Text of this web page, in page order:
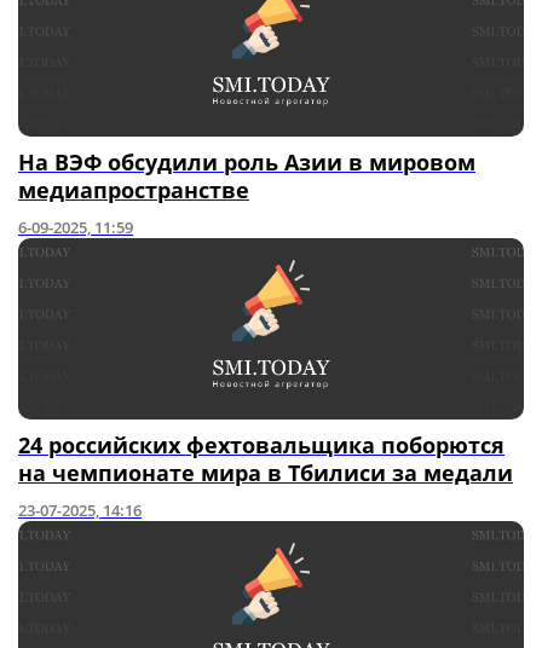
На ВЭФ обсудили роль Азии в мировом
медиапространстве
6-09-2025, 11:59
24 российских фехтовальщика поборются
на чемпионате мира в Тбилиси за медали
23-07-2025, 14:16